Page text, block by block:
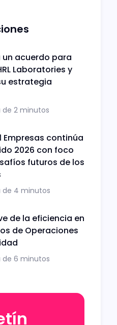
un acuerdo para
Laboratories y
estrategia
de 2 minutos
Empresas continúa
2026 con foco
futuros de los
de 4 minutos
de la eficiencia en
de Operaciones
de 6 minutos